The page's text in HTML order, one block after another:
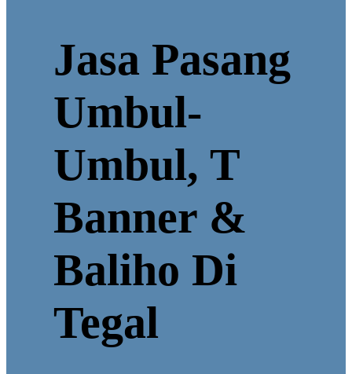
Jasa Pasang
Umbul-
Umbul, T
Banner &
Baliho Di
Tegal